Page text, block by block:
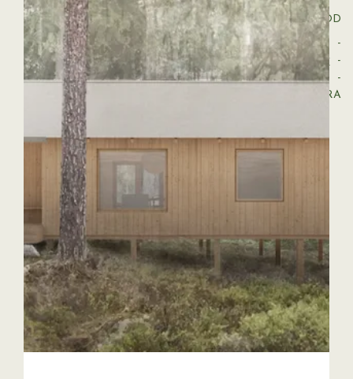
VOXWOOD
OM VOXWOOD
BIÄLKE
VÅRA LEVERANTÖRER
REGISTRERA